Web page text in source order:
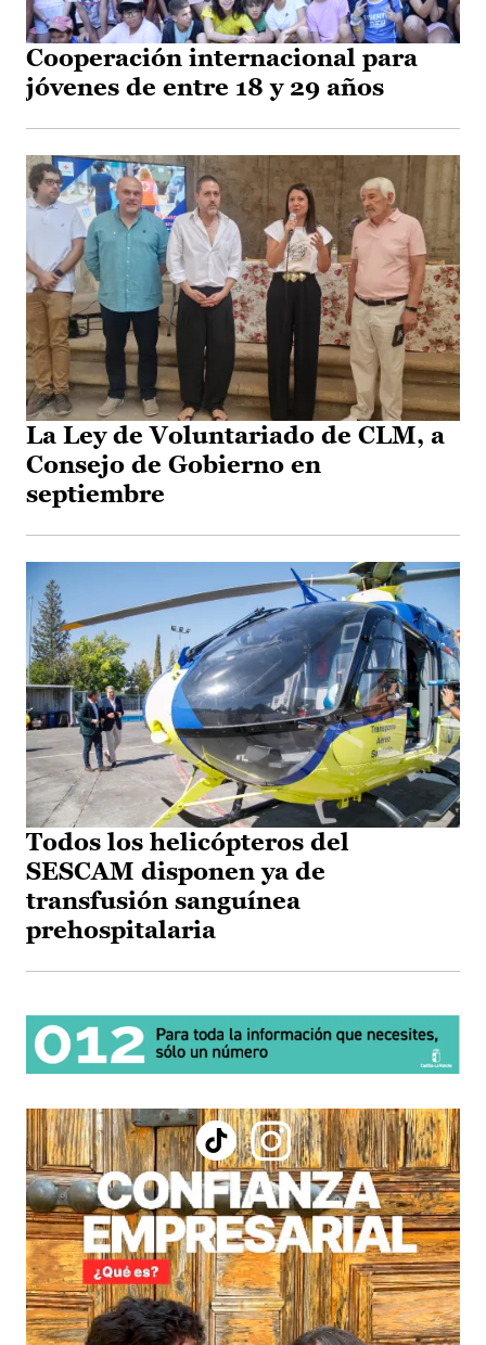
Cooperación internacional para
jóvenes de entre 18 y 29 años
La Ley de Voluntariado de CLM, a
Consejo de Gobierno en
septiembre
Todos los helicópteros del
SESCAM disponen ya de
transfusión sanguínea
prehospitalaria